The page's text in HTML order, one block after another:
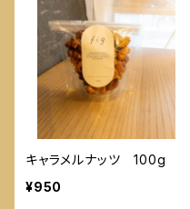
キャラメルナッツ 100g
¥950